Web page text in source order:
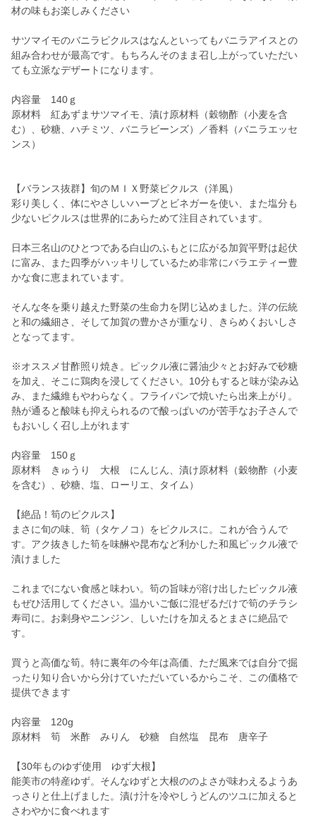
材の味もお楽しみください
サツマイモのバニラピクルスはなんといってもバニラアイスとの
組み合わせが最高です。もちろんそのまま召し上がっていただい
ても立派なデザートになります。
内容量 140ｇ
原材料 紅あずまサツマイモ、漬け原材料（穀物酢（小麦を含
む）、砂糖、ハチミツ、バニラビーンズ）／香料（バニラエッセ
ンス）
【バランス抜群】旬のＭＩＸ野菜ピクルス（洋風）
彩り美しく、体にやさしいハーブとビネガーを使い、また塩分も
少ないピクルスは世界的にあらためて注目されています。
日本三名山のひとつである白山のふもとに広がる加賀平野は起伏
に富み、また四季がハッキリしているため非常にバラエティー豊
かな食に恵まれています。
そんな冬を乗り越えた野菜の生命力を閉じ込めました。洋の伝統
と和の繊細さ、そして加賀の豊かさが重なり、きらめくおいしさ
となってます。
※オススメ甘酢照り焼き。ピックル液に醤油少々とお好みで砂糖
を加え、そこに鶏肉を浸してください。10分もすると味が染み込
み、また繊維もやわらなく。フライパンで焼いたら出来上がり。
熱が通ると酸味も抑えられるので酸っぱいのが苦手なお子さんで
もおいしく召し上がれます
内容量 150ｇ
原材料 きゅうり 大根 にんじん、漬け原材料（穀物酢（小麦
を含む）、砂糖、塩、ローリエ、タイム）
【絶品！筍のピクルス】
まさに旬の味、筍（タケノコ）をピクルスに。これが合うんで
す。アク抜きした筍を味醂や昆布など利かした和風ピックル液で
漬けました
これまでにない食感と味わい。筍の旨味が溶け出したピックル液
もぜひ活用してください。温かいご飯に混ぜるだけで筍のチラシ
寿司に。お刺身やニンジン、しいたけを加えるとまさに絶品で
す。
買うと高価な筍。特に裏年の今年は高価、ただ風来では自分で掘
ったり知り合いから分けていただいているからこそ、この価格で
提供できます
内容量 120g
原材料 筍 米酢 みりん 砂糖 自然塩 昆布 唐辛子
【30年ものゆず使用 ゆず大根】
能美市の特産ゆず。そんなゆずと大根ののよさが味わえるようあ
っさりと仕上げました。漬け汁を冷やしうどんのツユに加えると
さわやかに食べれます